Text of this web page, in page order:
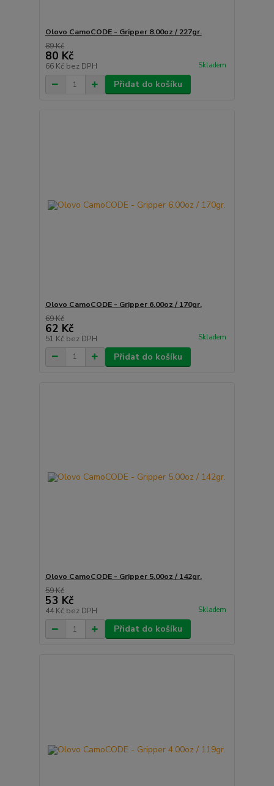
Olovo CamoCODE - Gripper 8.00oz / 227gr.
89 Kč
80 Kč
66 Kč bez DPH Skladem
Přidat do košíku
Olovo CamoCODE - Gripper 6.00oz / 170gr.
69 Kč
62 Kč
51 Kč bez DPH Skladem
Přidat do košíku
Olovo CamoCODE - Gripper 5.00oz / 142gr.
59 Kč
53 Kč
44 Kč bez DPH Skladem
Přidat do košíku